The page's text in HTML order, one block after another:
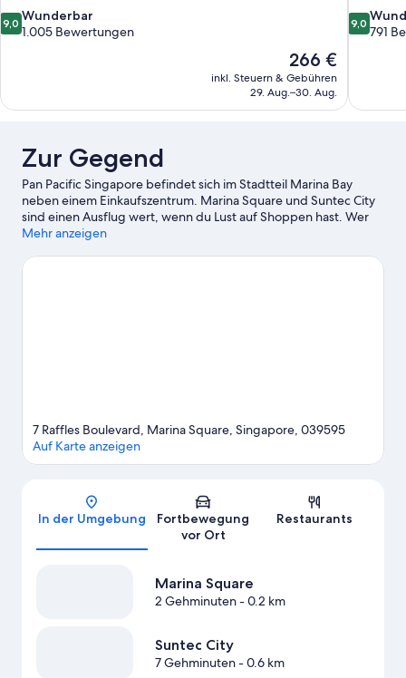
9.0
von
Bewertungen
9,0 Wunderbar
1.005 Bewertungen
Der
Preis
beträgt
266 €
inkl. Steuern & Gebühren
29. Aug.–30. Aug.
9.0
von
9,0
791
Zur Gegend
Pan Pacific Singapore befindet sich im Stadtteil Marina Bay
neben einem Einkaufszentrum. Marina Square und Suntec City
sind einen Ausflug wert, wenn du Lust auf Shoppen hast. Wer
eher die Sehenswürdigkeiten der Region bewundern möchte,
Botanischer Garten von Singapur. Du reist zusammen mit
Mehr anzeigen
Karte
7 Raffles Boulevard, Marina Square, Singapore, 039595
Auf Karte anzeigen
In der Umgebung
Fortbewegung
vor Ort
Restaurants
Marina Square
2 Gehminuten- 0.2 km
Suntec City
7 Gehminuten- 0.6 km